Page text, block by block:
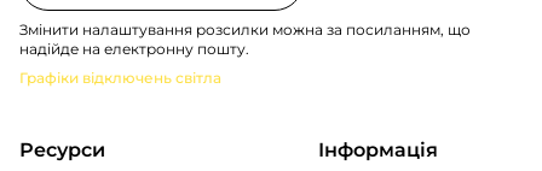
Змінити налаштування розсилки можна за посиланням, що
надійде на електронну пошту.
Графіки відключень світла
Ресурси Інформація